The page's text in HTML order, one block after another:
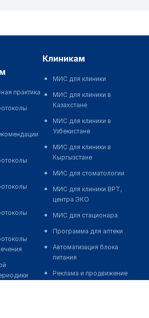
практика
клиникам
МИС для клиники
МИС для клиники в
Казахстане
МИС для клиники в
Узбекистане
МИС для клиники в
Кыргызстане
МИС для стоматологии
МИС для клиники ВРТ,
центра ЭКО
МИС для стационара
Программа для аптеки
Автоматизация блока
питания
Реклама и продвижение